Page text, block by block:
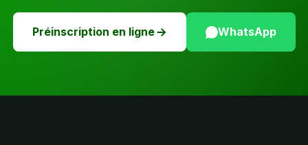
Préinscription en ligne WhatsApp